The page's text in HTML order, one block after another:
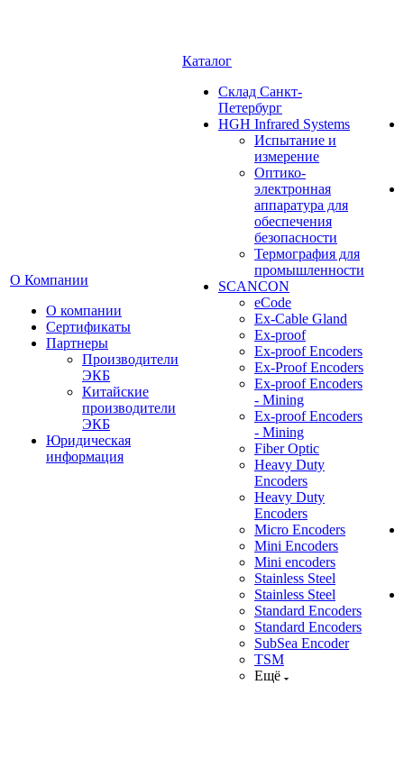
О Компании
О компании
Сертификаты
Партнеры
Производители
ЭКБ
Китайские
производители
ЭКБ
Юридическая
информация
Каталог
Cклад Санкт-
Петербург
HGH Infrared Systems
Испытание и
измерение
Оптико-
электронная
аппаратура для
обеспечения
безопасности
Термография для
промышленности
SCANCON
eCode
Ex-Cable Gland
Ex-proof
Ex-proof Encoders
Ex-Proof Encoders
Ex-proof Encoders
- Mining
Ex-proof Encoders
- Mining
Fiber Optic
Heavy Duty
Encoders
Heavy Duty
Encoders
Micro Encoders
Mini Encoders
Mini encoders
Stainless Steel
Stainless Steel
Standard Encoders
Standard Encoders
SubSea Encoder
TSM
Ещё